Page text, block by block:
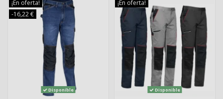
¡En oferta!
-16,22 €
Disponible
¡En oferta!
Disponible